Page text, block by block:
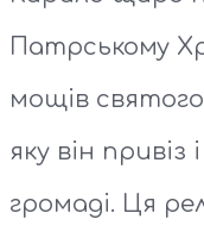
Патрському
мощів
яку він привіз
громаді. Ця